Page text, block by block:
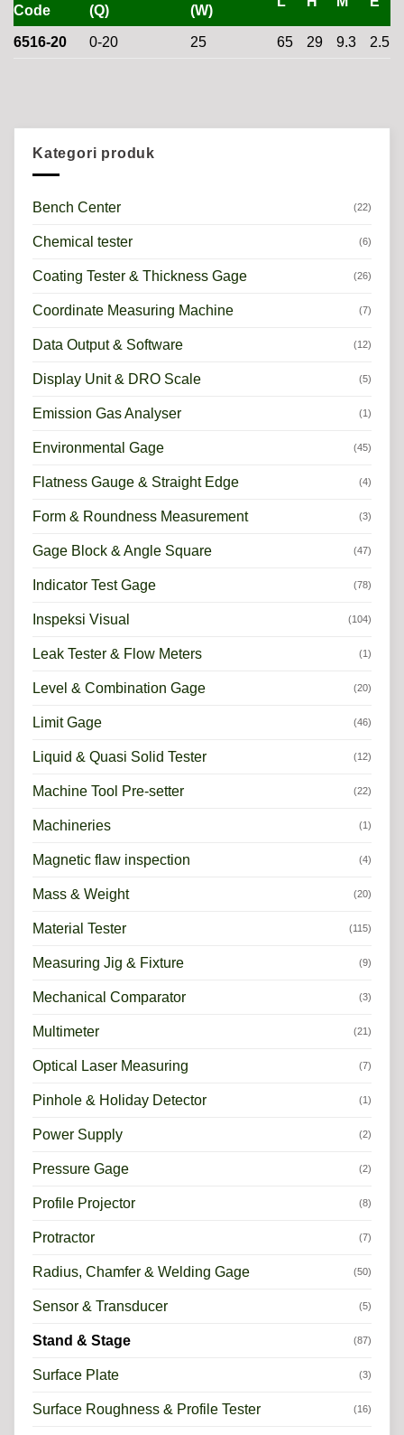
Code (Q) (W)
6516-20 0-20 25 65 29 9.3 2.5
Kategori produk
Bench Center (22)
Chemical tester (6)
Coating Tester & Thickness Gage (26)
Coordinate Measuring Machine (7)
Data Output & Software (12)
Display Unit & DRO Scale (5)
Emission Gas Analyser (1)
Environmental Gage (45)
Flatness Gauge & Straight Edge (4)
Form & Roundness Measurement (3)
Gage Block & Angle Square (47)
Indicator Test Gage (78)
Inspeksi Visual (104)
Leak Tester & Flow Meters (1)
Level & Combination Gage (20)
Limit Gage (46)
Liquid & Quasi Solid Tester (12)
Machine Tool Pre-setter (22)
Machineries (1)
Magnetic flaw inspection (4)
Mass & Weight (20)
Material Tester (115)
Measuring Jig & Fixture (9)
Mechanical Comparator (3)
Multimeter (21)
Optical Laser Measuring (7)
Pinhole & Holiday Detector (1)
Power Supply (2)
Pressure Gage (2)
Profile Projector (8)
Protractor (7)
Radius, Chamfer & Welding Gage (50)
Sensor & Transducer (5)
Stand & Stage (87)
Surface Plate (3)
Surface Roughness & Profile Tester (16)